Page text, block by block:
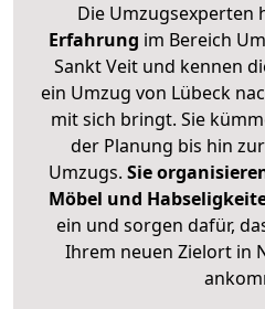
Die Umzugsexperten
Erfahrung im Bereich
Sankt Veit und kennen
ein Umzug von Lübeck
mit sich bringt. Sie
der Planung bis hin
Umzugs. Sie
Möbel und
ein und sorgen dafür,
Ihrem neuen Zielort in